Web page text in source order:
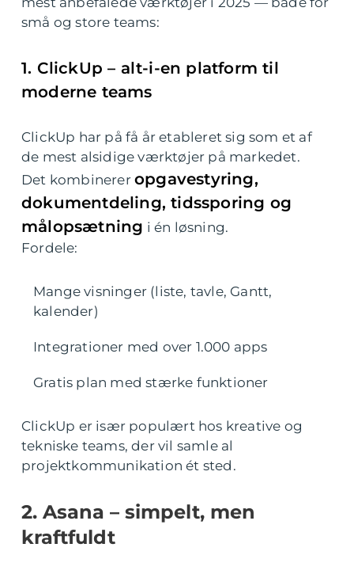
små og store teams:
1. ClickUp – alt-i-en platform til
moderne teams
ClickUp har på få år etableret sig som et af
de mest alsidige værktøjer på markedet.
Det kombinerer opgavestyring,
dokumentdeling, tidssporing og
målopsætning i én løsning.
Fordele:
Mange visninger (liste, tavle, Gantt,
kalender)
Integrationer med over 1.000 apps
Gratis plan med stærke funktioner
ClickUp er især populært hos kreative og
tekniske teams, der vil samle al
projektkommunikation ét sted.
2. Asana – simpelt, men
kraftfuldt